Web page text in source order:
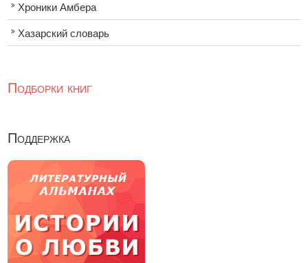
Хроники Амбера
Хазарский словарь
Подборки книг
Поддержка